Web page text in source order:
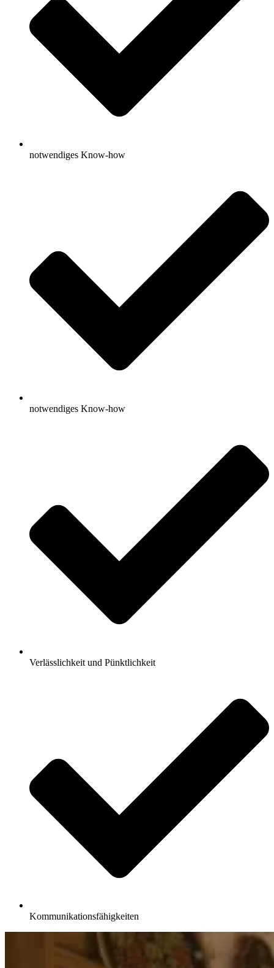
notwendiges Know-how
notwendiges Know-how
Verlässlichkeit und Pünktlichkeit
Kommunikationsfähigkeiten